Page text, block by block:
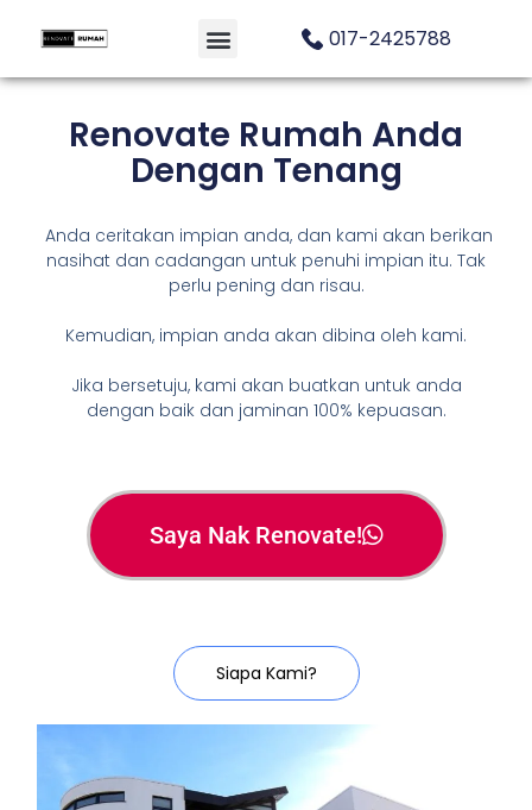
017-2425788
Renovate Rumah Anda
Dengan Tenang
Anda ceritakan impian anda, dan kami akan berikan
nasihat dan cadangan untuk penuhi impian itu. Tak
perlu pening dan risau.
Kemudian, impian anda akan dibina oleh kami.
Jika bersetuju, kami akan buatkan untuk anda
dengan baik dan jaminan 100% kepuasan.
Saya Nak Renovate!
Siapa Kami?